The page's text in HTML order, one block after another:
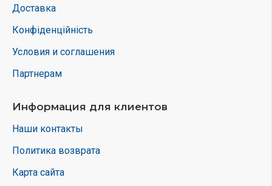
Доставка
Конфіденційність
Условия и соглашения
Партнерам
Информация для клиентов
Наши контакты
Политика возврата
Карта сайта